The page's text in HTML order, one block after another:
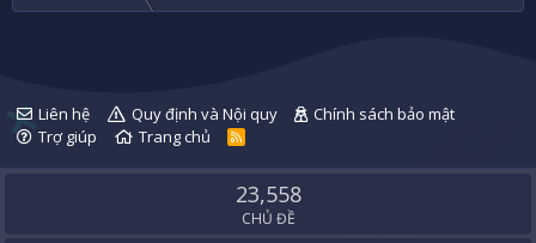
Liên hệ Quy định và Nội quy
Chính sách bảo mật
Trợ giúp
Trang chủ
R
S
23,558
CHỦ ĐỀ